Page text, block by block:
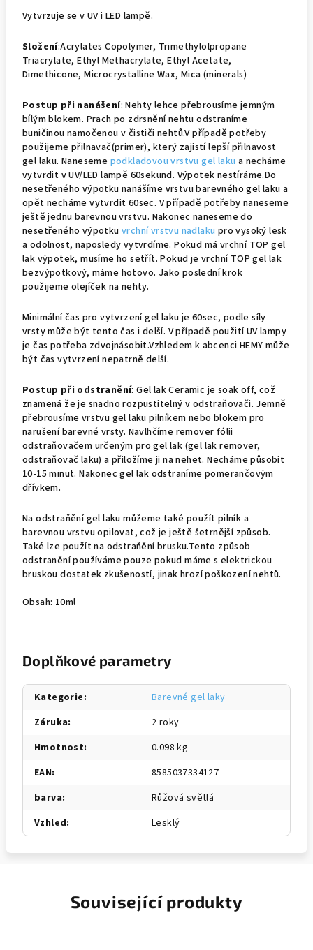
Vytvrzuje se v UV i LED lampě.
Složení:Acrylates Copolymer, Trimethylolpropane
Triacrylate, Ethyl Methacrylate, Ethyl Acetate,
Dimethicone, Microcrystalline Wax, Mica (minerals)
Postup při nanášení: Nehty lehce přebrousíme jemným
bílým blokem. Prach po zdrsnění nehtu odstraníme
buničinou namočenou v čističi nehtů.V případě potřeby
použijeme přilnavač(primer), který zajistí lepší přilnavost
gel laku. Naneseme podkladovou vrstvu gel laku a necháme
vytvrdit v UV/LED lampě 60sekund. Výpotek nestíráme.Do
nesetřeného výpotku nanášíme vrstvu barevného gel laku a
opět necháme vytvrdit 60sec. V případě potřeby naneseme
ještě jednu barevnou vrstvu. Nakonec naneseme do
nesetřeného výpotku vrchní vrstvu nadlaku pro vysoký lesk
a odolnost, naposledy vytvrdíme. Pokud má vrchní TOP gel
lak výpotek, musíme ho setřít. Pokud je vrchní TOP gel lak
bezvýpotkový, máme hotovo. Jako poslední krok
použijeme olejíček na nehty.
Minimální čas pro vytvrzení gel laku je 60sec, podle síly
vrsty může být tento čas i delší. V případě použití UV lampy
je čas potřeba zdvojnásobit.Vzhledem k abcenci HEMY může
být čas vytvrzení nepatrně delší.
Postup při odstranění: Gel lak Ceramic je soak off, což
znamená že je snadno rozpustitelný v odstraňovači. Jemně
přebrousíme vrstvu gel laku pilníkem nebo blokem pro
narušení barevné vrsty. Navlhčíme remover fólii
odstraňovačem určeným pro gel lak (gel lak remover,
odstraňovač laku) a přiložíme ji na nehet. Necháme působit
10-15 minut. Nakonec gel lak odstraníme pomerančovým
dřívkem.
Na odstraňění gel laku můžeme také použít pilník a
barevnou vrstvu opilovat, což je ještě šetrnější způsob.
Také lze použít na odstraňění brusku.Tento způsob
odstranění používáme pouze pokud máme s elektrickou
bruskou dostatek zkušeností, jinak hrozí poškození nehtů.
Obsah: 10ml
Doplňkové parametry
Kategorie:
Barevné gel laky
Záruka:
2 roky
Hmotnost:
0.098 kg
EAN:
8585037334127
barva:
Růžová světlá
Vzhled: Lesklý
Související produkty